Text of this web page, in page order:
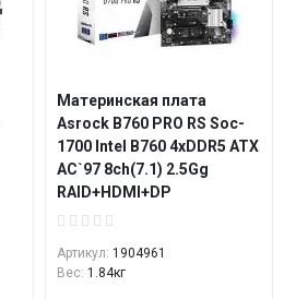
Материнская плата
Asrock B760 PRO RS Soc-
1700 Intel B760 4xDDR5 ATX
AC`97 8ch(7.1) 2.5Gg
RAID+HDMI+DP
Артикул: 1904961
Вес: 1.84кг